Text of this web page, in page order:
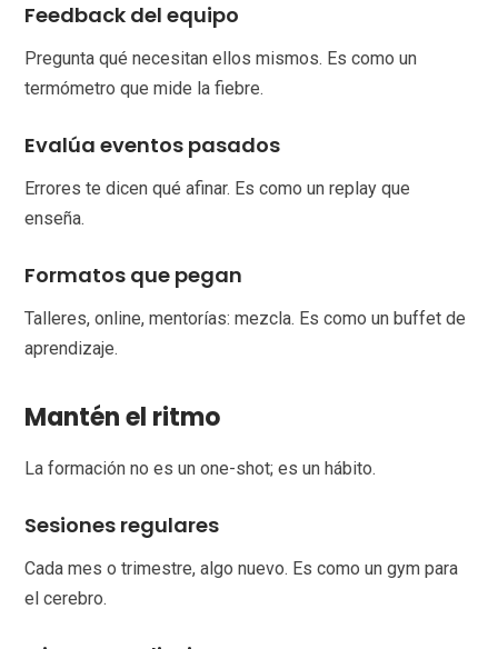
Feedback del equipo
Pregunta qué necesitan ellos mismos. Es como un
termómetro que mide la fiebre.
Evalúa eventos pasados
Errores te dicen qué afinar. Es como un replay que
enseña.
Formatos que pegan
Talleres, online, mentorías: mezcla. Es como un buffet de
aprendizaje.
Mantén el ritmo
La formación no es un one-shot; es un hábito.
Sesiones regulares
Cada mes o trimestre, algo nuevo. Es como un gym para
el cerebro.